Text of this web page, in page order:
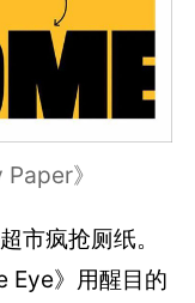
》
市疯抢厕纸。
Eye》用醒目的